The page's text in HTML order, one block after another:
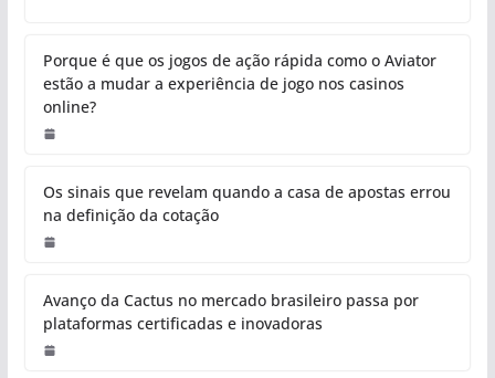
Porque é que os jogos de ação rápida como o Aviator
estão a mudar a experiência de jogo nos casinos
online?
Os sinais que revelam quando a casa de apostas errou
na definição da cotação
Avanço da Cactus no mercado brasileiro passa por
plataformas certificadas e inovadoras